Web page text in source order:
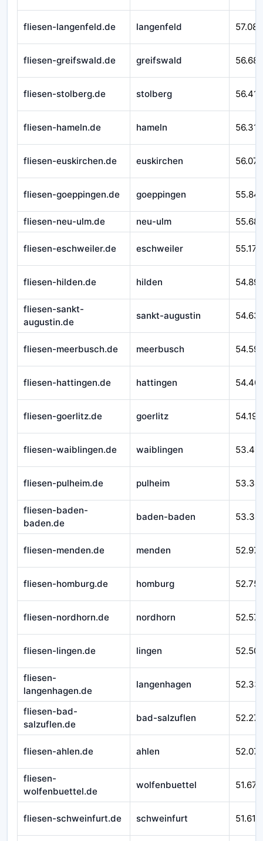
fliesen-langenfeld.de langenfeld 57.083
fliesen-greifswald.de greifswald 56.685
fliesen-stolberg.de stolberg 56.414
fliesen-hameln.de hameln 56.310
fliesen-euskirchen.de euskirchen 56.077
fliesen-goeppingen.de goeppingen
fliesen-neu-ulm.de neu-ulm
fliesen-eschweiler.de eschweiler 55.171
fliesen-hilden.de hilden
fliesen-sankt-
augustin.de
sankt-augustin 54.631
fliesen-meerbusch.de meerbusch
fliesen-hattingen.de hattingen
fliesen-goerlitz.de goerlitz 54.193
fliesen-waiblingen.de waiblingen
fliesen-pulheim.de pulheim
fliesen-baden-
baden.de
baden-baden
fliesen-menden.de menden
fliesen-homburg.de homburg
fliesen-nordhorn.de nordhorn
fliesen-lingen.de lingen
fliesen-
langenhagen.de
langenhagen
fliesen-bad-
salzuflen.de
bad-salzuflen
fliesen-ahlen.de ahlen
fliesen-
wolfenbuettel.de
wolfenbuettel 51.670
fliesen-schweinfurt.de schweinfurt 51.610